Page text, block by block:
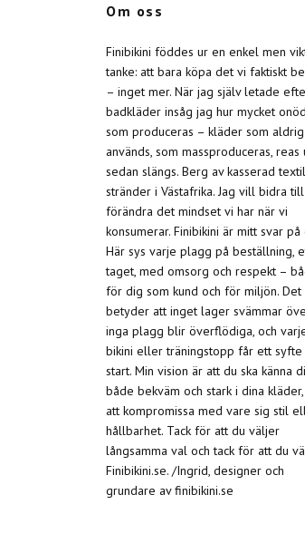
Om oss
Finibikini föddes ur en enkel men
tanke: att bara köpa det vi faktiskt
– inget mer. När jag själv letade
badkläder insåg jag hur mycket
som produceras – kläder som aldrig
används, som massproduceras, reas
sedan slängs. Berg av kasserad
stränder i Västafrika. Jag vill bidra
förändra det mindset vi har när vi
konsumerar. Finibikini är mitt svar på
Här sys varje plagg på beställning,
taget, med omsorg och respekt –
för dig som kund och för miljön. Det
betyder att inget lager svämmar
inga plagg blir överflödiga, och
bikini eller träningstopp får ett syfte
start. Min vision är att du ska känna
både bekväm och stark i dina kläder,
att kompromissa med vare sig stil
hållbarhet. Tack för att du väljer
långsamma val och tack för att du
Finibikini.se. /Ingrid, designer och
grundare av finibikini.se